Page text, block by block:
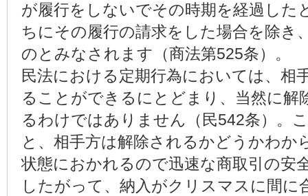
が履行をしないでその時期を経過した
ちにその履行の請求をした場合を除き
のとみなされます（商法第525条）。
民法における定期行為においては、相
ることができるにとどまり、当然に解
るわけではありません（民542条）。
と、相手方は解除されるかどうかわか
状態におかれるので迅速な商取引の安
したがって、納入がクリスマスに間に